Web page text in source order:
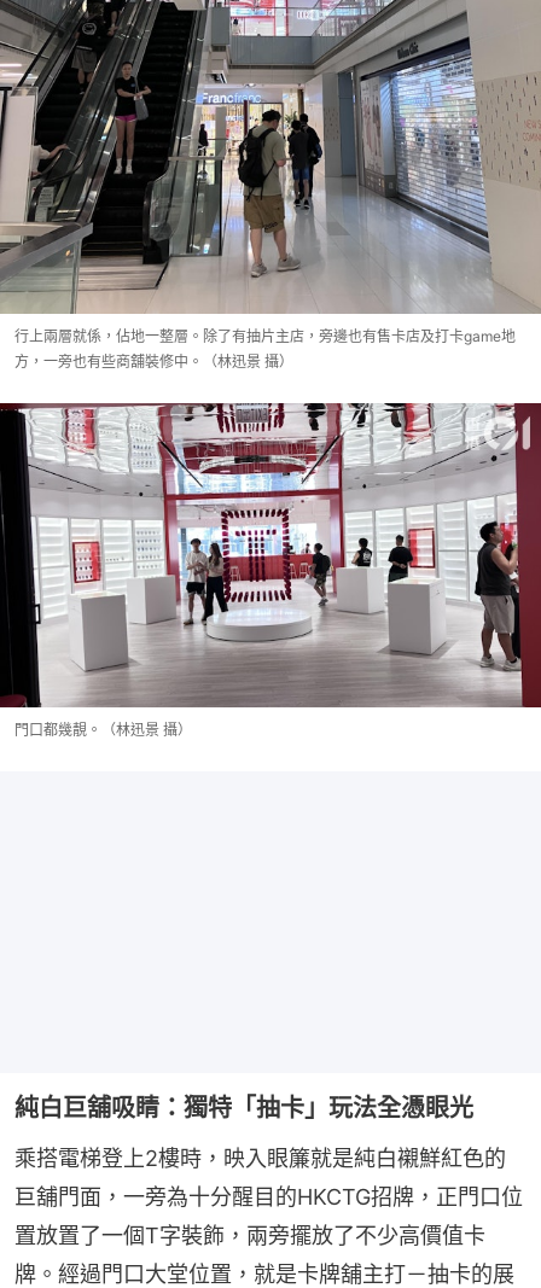
行上兩層就係，佔地一整層。除了有抽片主店，旁邊也有售卡店及打卡game地
方，一旁也有些商舖裝修中。（林迅景 攝）
門口都幾靚。（林迅景 攝）
純白巨舖吸睛：獨特「抽卡」玩法全憑眼光
乘搭電梯登上2樓時，映入眼簾就是純白襯鮮紅色的
巨舖門面，一旁為十分醒目的HKCTG招牌，正門口位
置放置了一個T字裝飾，兩旁擺放了不少高價值卡
牌。經過門口大堂位置，就是卡牌舖主打－抽卡的展